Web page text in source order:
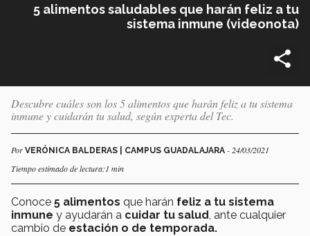
5 alimentos saludables que harán feliz a tu
sistema inmune (videonota)
Descubre cuáles son los 5 alimentos que harán feliz a tu sistema
inmune y cuidarán tu salud, según experta del Tec.
Por VERÓNICA BALDERAS | CAMPUS GUADALAJARA - 24/03/2021
Tiempo estimado de lectura:1 min
Conoce 5 alimentos que harán feliz a tu sistema
inmune y ayudarán a cuidar tu salud , ante cualquier
cambio de estación o de temporada.